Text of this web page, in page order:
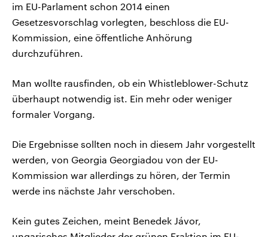
im EU-Parlament schon 2014 einen
Gesetzesvorschlag vorlegten, beschloss die EU-
Kommission, eine öffentliche Anhörung
durchzuführen.
Man wollte rausfinden, ob ein Whistleblower-Schutz
überhaupt notwendig ist. Ein mehr oder weniger
formaler Vorgang.
Die Ergebnisse sollten noch in diesem Jahr vorgestellt
werden, von Georgia Georgiadou von der EU-
Kommission war allerdings zu hören, der Termin
werde ins nächste Jahr verschoben.
Kein gutes Zeichen, meint Benedek Jávor,